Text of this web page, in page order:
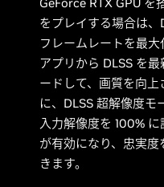
をプレイする場合は
フレームレートを最
アプリから DLSS を
ードして、画質を向
に、DLSS 超解像度モ
入力解像度を 100%
が有効になり、忠実
きます。